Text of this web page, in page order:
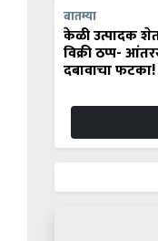
बातम्या
केळी उत्पादक
विक्री ठप्प-
दबावाचा फटका!